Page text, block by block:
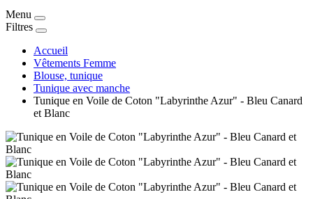
Menu
Filtres
Accueil
Vêtements Femme
Blouse, tunique
Tunique avec manche
Tunique en Voile de Coton "Labyrinthe Azur" - Bleu Canard
et Blanc